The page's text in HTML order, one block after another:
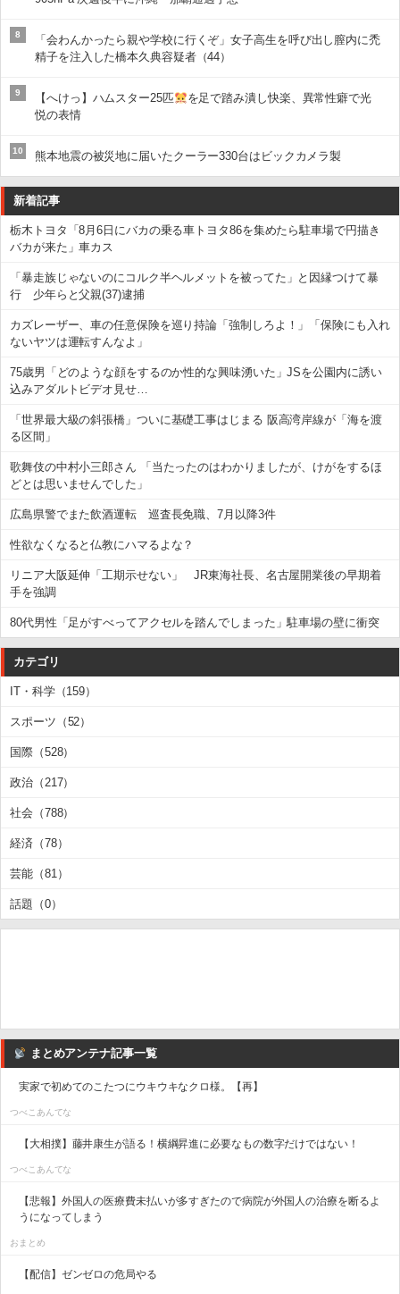
8
「会わんかったら親や学校に行くぞ」女子高生を呼び出し膣内に禿
精子を注入した橋本久典容疑者（44）
9 【へけっ】ハムスター25匹
を足で踏み潰し快楽、異常性癖で光
悦の表情
10 熊本地震の被災地に届いたクーラー330台はビックカメラ製
新着記事
栃木トヨタ「8月6日にバカの乗る車トヨタ86を集めたら駐車場で円描き
バカが来た」車カス
「暴走族じゃないのにコルク半ヘルメットを被ってた」と因縁つけて暴
行 少年らと父親(37)逮捕
カズレーザー、車の任意保険を巡り持論「強制しろよ！」「保険にも入れ
ないヤツは運転すんなよ」
75歳男「どのような顔をするのか性的な興味湧いた」JSを公園内に誘い
込みアダルトビデオ見せ…
「世界最大級の斜張橋」ついに基礎工事はじまる 阪高湾岸線が「海を渡
る区間」
歌舞伎の中村小三郎さん 「当たったのはわかりましたが、けがをするほ
どとは思いませんでした」
広島県警でまた飲酒運転 巡査長免職、7月以降3件
性欲なくなると仏教にハマるよな？
リニア大阪延伸「工期示せない」 JR東海社長、名古屋開業後の早期着
手を強調
80代男性「足がすべってアクセルを踏んでしまった」駐車場の壁に衝突
カテゴリ
IT・科学（159）
スポーツ（52）
国際（528）
政治（217）
社会（788）
経済（78）
芸能（81）
話題（0）
まとめアンテナ記事一覧
実家で初めてのこたつにウキウキなクロ様。【再】
つべこあんてな
【大相撲】藤井康生が語る！横綱昇進に必要なもの数字だけではない！
つべこあんてな
【悲報】外国人の医療費未払いが多すぎたので病院が外国人の治療を断るよ
うになってしまう
おまとめ
【配信】ゼンゼロの危局やる